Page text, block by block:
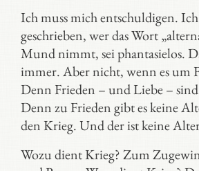
Ich muss mich entschuldigen.
geschrieben, wer das Wort
Mund nimmt, sei phantasielos.
immer. Aber nicht, wenn es um
Denn Frieden – und Liebe –
Denn zu Frieden gibt es keine
den Krieg. Und der ist keine
Wozu dient Krieg? Zum